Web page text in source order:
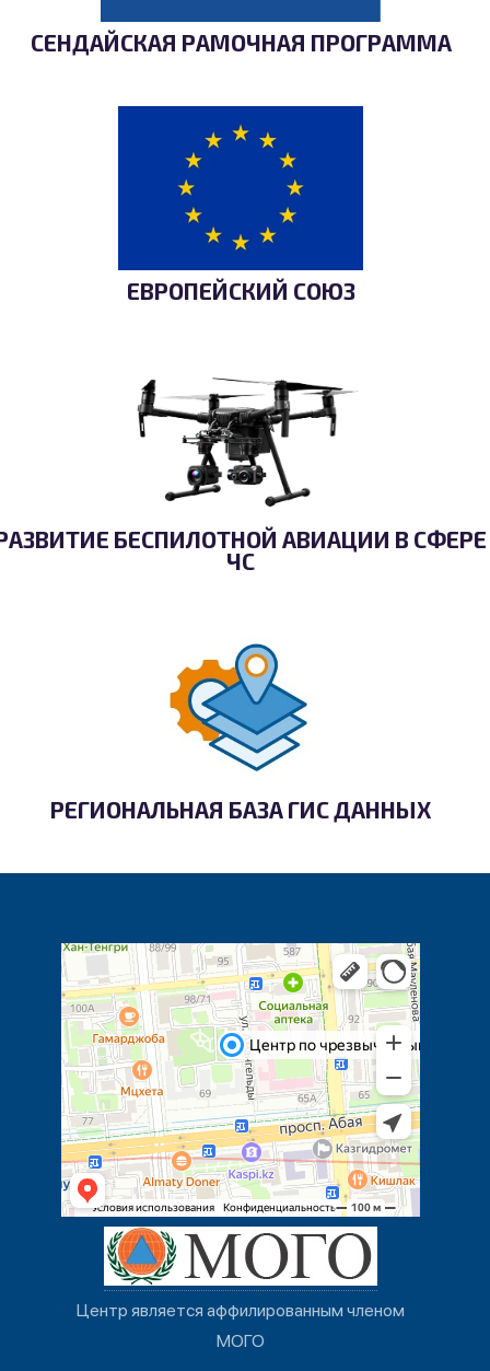
СЕНДАЙСКАЯ РАМОЧНАЯ ПРОГРАММА
ЕВРОПЕЙСКИЙ СОЮЗ
БЕСПИЛОТНОЙ АВИАЦИИ В СФЕРЕ
ЧС
РЕГИОНАЛЬНАЯ БАЗА ГИС ДАННЫХ
Центр является аффилированным членом
МОГО